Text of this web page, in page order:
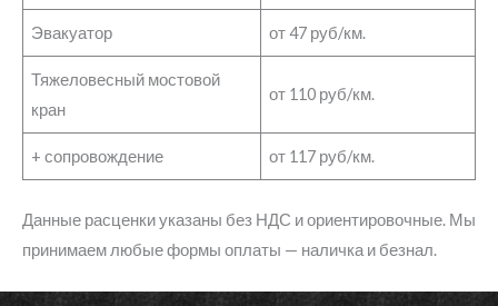
Эвакуатор от 47 руб/км.
Тяжеловесный мостовой
кран
от 110 руб/км.
+ сопровождение от 117 руб/км.
Данные расценки указаны без НДС и ориентировочные. Мы
принимаем любые формы оплаты — наличка и безнал.